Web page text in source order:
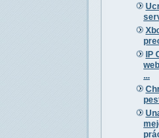
IP
...